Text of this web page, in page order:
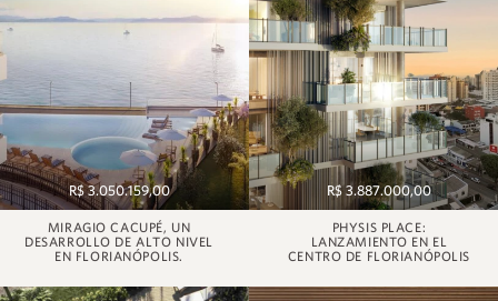
R$ 3.050.159,00
MIRAGIO CACUPÉ, UN
DESARROLLO DE ALTO NIVEL
EN FLORIANÓPOLIS.
R$ 3.887.000,00
PHYSIS PLACE:
LANZAMIENTO EN EL
CENTRO DE FLORIANÓPOLIS